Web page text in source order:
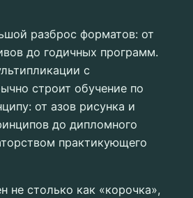
разброс форматов: от
до годичных программ.
с
строит обучение по
от азов рисунка и
до дипломного
практикующего
не столько как «корочка»,